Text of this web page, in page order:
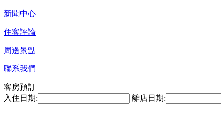
新聞中心
住客評論
周邊景點
聯系我們
客房預訂
入住日期:
離店日期: